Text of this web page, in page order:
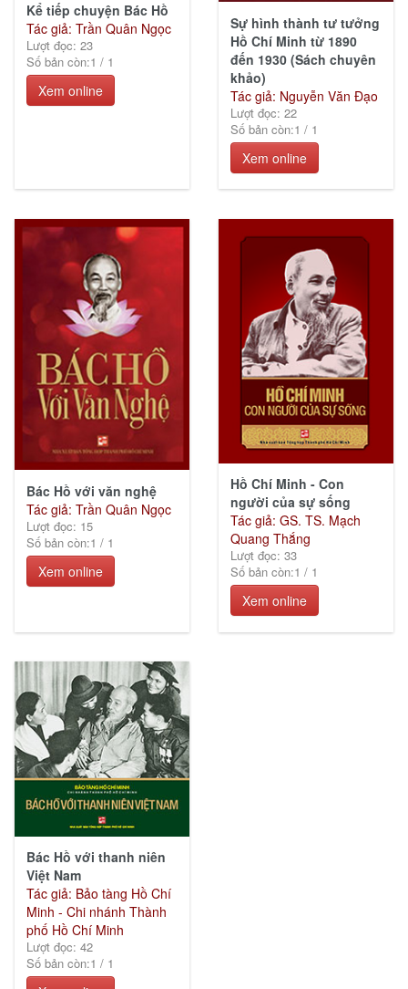
xuất
(74)
-
Từ
điển
(11)
Kể tiếp chuyện Bác Hồ
Tác giả: Trần Quân Ngọc
Lượt đọc: 23
Số bản còn:1 /1
Xem online
Sự hình thành tư tưởng
Hồ Chí Minh từ 1890
đến 1930 (Sách chuyên
khảo)
Tác giả: Nguyễn Văn Đạo
Lượt đọc: 22
Số bản còn:1 /1
Xem online
Bác Hồ với văn nghệ
Tác giả: Trần Quân Ngọc
Lượt đọc: 15
Số bản còn:1 /1
Xem online
Hồ Chí Minh - Con
người của sự sống
Tác giả: GS. TS. Mạch
Quang Thắng
Lượt đọc: 33
Số bản còn:1 /1
Xem online
Bác Hồ với thanh niên
Việt Nam
Tác giả: Bảo tàng Hồ Chí
Minh - Chi nhánh Thành
phố Hồ Chí Minh
Lượt đọc: 42
Số bản còn:1 /1